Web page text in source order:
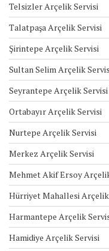
Telsizler Arçelik Servisi
Talatpaşa Arçelik Servisi
Şirintepe Arçelik Servisi
Sultan Selim Arçelik
Seyrantepe Arçelik Servisi
Ortabayır Arçelik Servisi
Nurtepe Arçelik Servisi
Merkez Arçelik Servisi
Mehmet Akif Ersoy
Hürriyet Mahallesi
Harmantepe Arçelik
Hamidiye Arçelik Servisi